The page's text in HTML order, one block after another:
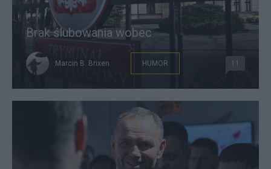
Brak ślubowania wobec
Marcin B. Brixen HUMOR 11